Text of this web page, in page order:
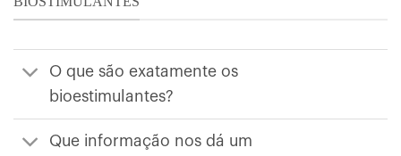
O que são exatamente os
bioestimulantes?
Que informação nos dá um